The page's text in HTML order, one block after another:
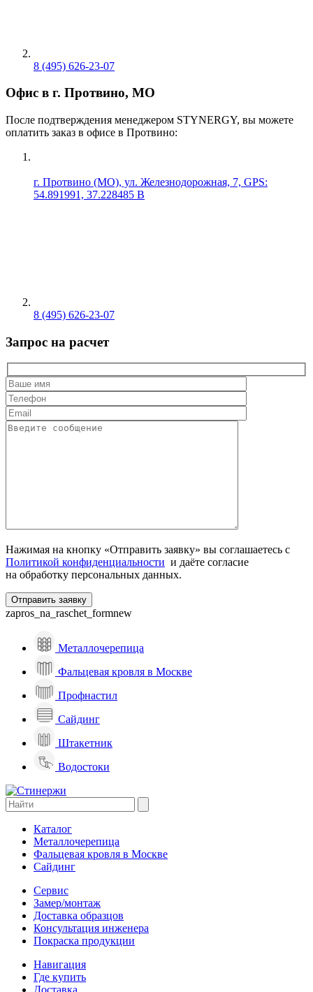
8 (495) 626-23-07
Офис в г. Протвино, МО
После подтверждения менеджером STYNERGY, вы можете
оплатить заказ в офисе в Протвино:
г. Протвино (МО), ул. Железнодорожная, 7, GPS:
54.891991, 37.228485 В
8 (495) 626-23-07
Запрос на расчет
Нажимая на кнопку «Отправить заявку» вы соглашаетесь с
Политикой конфиденциальности и даёте согласие
на обработку персональных данных.
zapros_na_raschet_formnew
Металлочерепица
Фальцевая кровля в Москве
Профнастил
Сайдинг
Штакетник
Водостоки
Каталог
Металлочерепица
Фальцевая кровля в Москве
Сайдинг
Сервис
Замер/монтаж
Доставка образцов
Консультация инженера
Покраска продукции
Навигация
Где купить
Доставка